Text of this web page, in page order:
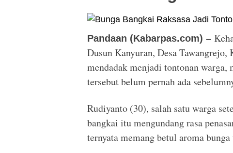
Pandaan (Kabarpas.com) –
Dusun Kanyuran, Desa Tawangrejo,
mendadak menjadi tontonan warga,
tersebut belum pernah ada
Rudiyanto (30), salah satu warga
bangkai itu mengundang rasa
ternyata memang betul aroma